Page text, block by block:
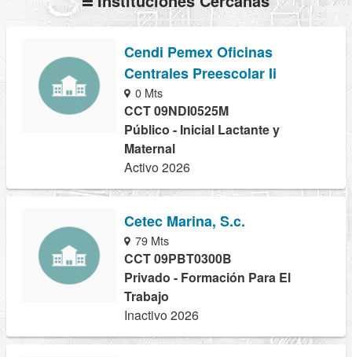
Cendi Pemex Oficinas
Centrales Preescolar Ii
0 Mts
CCT 09NDI0525M
Público - Inicial Lactante y
Maternal
Activo 2026
Cetec Marina, S.c.
79 Mts
CCT 09PBT0300B
Privado - Formación Para El
Trabajo
Inactivo 2026